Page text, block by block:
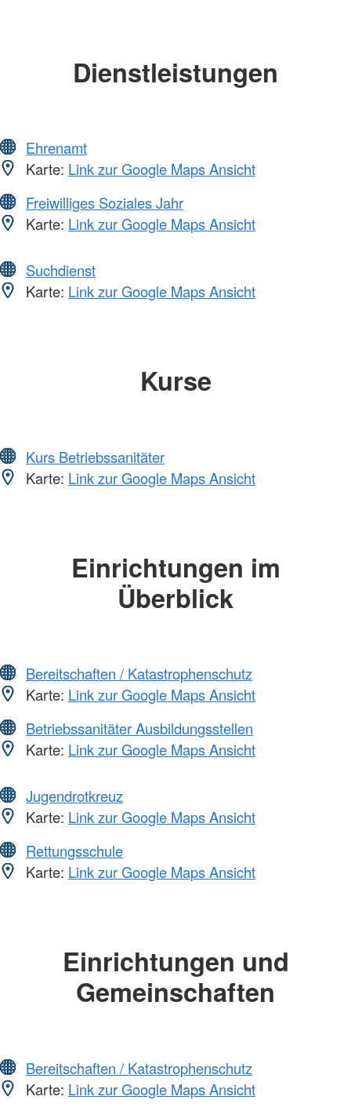
Dienstleistungen
Ehrenamt
Karte: Link zur Google Maps Ansicht
Freiwilliges Soziales Jahr
Karte: Link zur Google Maps Ansicht
Suchdienst
Karte: Link zur Google Maps Ansicht
Kurse
Kurs Betriebssanitäter
Karte: Link zur Google Maps Ansicht
Einrichtungen im
Überblick
Bereitschaften / Katastrophenschutz
Karte: Link zur Google Maps Ansicht
Betriebssanitäter Ausbildungsstellen
Karte: Link zur Google Maps Ansicht
Jugendrotkreuz
Karte: Link zur Google Maps Ansicht
Rettungsschule
Karte: Link zur Google Maps Ansicht
Einrichtungen und
Gemeinschaften
Bereitschaften / Katastrophenschutz
Karte: Link zur Google Maps Ansicht